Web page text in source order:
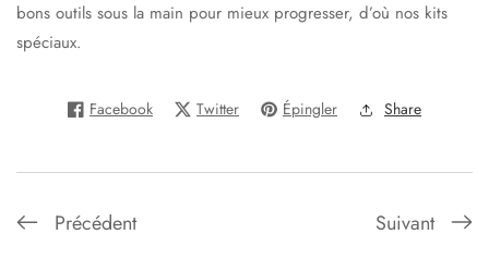
bons outils sous la main pour mieux progresser, d’où nos kits
spéciaux.
Facebook Twitter Épingler Share
Précédent Suivant